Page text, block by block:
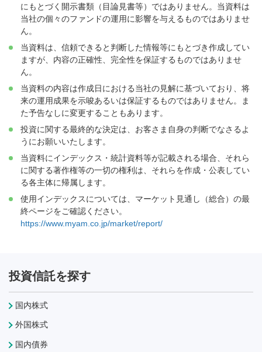
にもとづく開示書類（目論見書等）ではありません。当資料は
当社の個々のファンドの運用に影響を与えるものではありませ
ん。
当資料は、信頼できると判断した情報等にもとづき作成してい
ますが、内容の正確性、完全性を保証するものではありませ
ん。
当資料の内容は作成日における当社の見解に基づいており、将
来の運用成果を示唆あるいは保証するものではありません。ま
た予告なしに変更することもあります。
投資に関する最終的な決定は、お客さま自身の判断でなさるよ
うにお願いいたします。
当資料にインデックス・統計資料等が記載される場合、それら
に関する著作権等の一切の権利は、それらを作成・公表してい
る各主体に帰属します。
使用インデックスについては、マーケット見通し（総合）の最
終ページをご確認ください。
https://www.myam.co.jp/market/report/
投資信託を探す
国内株式
外国株式
国内債券